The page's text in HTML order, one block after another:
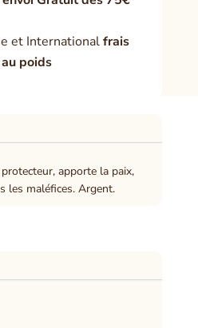
et Internationalfrais
poids
apporte la paix,
les maléfices. Argent.